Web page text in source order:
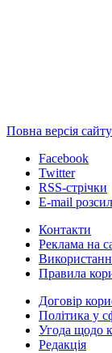
Повна версія сайту
Facebook
Twitter
RSS-стрічки
E-mail
Контакти
Реклама на
Правила
Договір
Політика у
Угода щодо
Редакція